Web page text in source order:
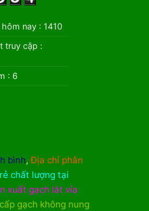
nay : 1410
truy cập :
: 6
bình,Địa chỉ phân
chất lượng tại
xuất gạch lát vỉa
gạch không nung